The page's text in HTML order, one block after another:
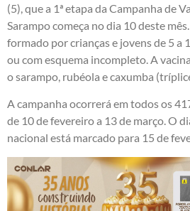
(5), que a 1ª etapa da Campanha de
Sarampo começa no dia 10 deste
formado por crianças e jovens de 5 a
ou com esquema incompleto. A
o sarampo, rubéola e caxumba
A campanha ocorrerá em todos os
de 10 de fevereiro a 13 de março. O
nacional está marcado para 15 de